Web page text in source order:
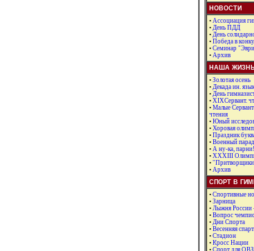
НОВОСТИ
• Ассоциация
• День ПДД
• День
• Победа в
• Семинар
• Архив
НАША ЖИЗНЬ
• Золотая осень
• Декада ин.
• День
• XIXСервант.
• Малые
чтения
• Юный
• Хоровая
• Праздник
• Военный парад
• А ну-ка, парни!
• ХХХIII
•
• Архив
СПОРТ В
• Спортивные
• Зарница
• Лыжня России
• Вопрос
• Дни Спорта
• Весенняя
• Стадион
• Кросс Нации
• Спорт для ОВЗ